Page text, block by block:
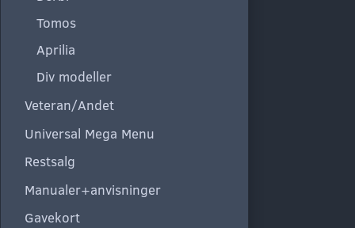
Tomos
Aprilia
Div modeller
Veteran/Andet
Universal Mega Menu
Restsalg
Manualer+anvisninger
Gavekort